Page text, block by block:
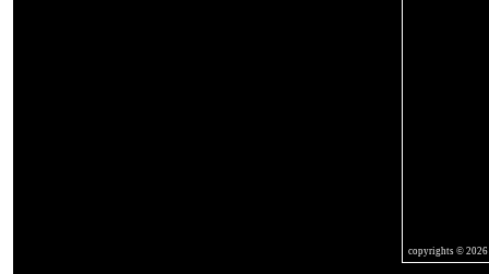
copyrights © 2026